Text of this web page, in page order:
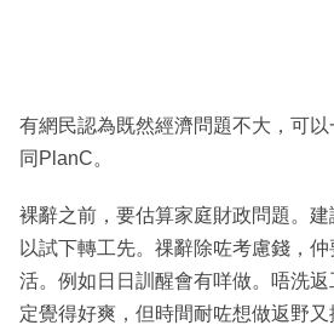
有網民認為既然經濟問題不大，可
同PlanC。
裸辭之前，要估算家庭財政問題。
以試下轉工先。祼辭除咗考慮錢，
活。例如日日訓醒會有咩做。唔洗
定覺得好爽，但時間耐咗想做返野